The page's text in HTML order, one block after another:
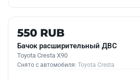
Б/У В НАЛИЧИИ
550 RUB
Бачок расширительный ДВС
Toyota Cresta X90
Снято с автомобиля: Toyota Cresta